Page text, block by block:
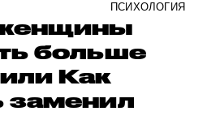
ПСИХОЛОГИЯ
больше
Как
заменил